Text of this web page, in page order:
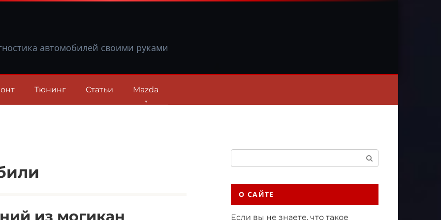
автомобилей своими руками
Тюнинг Статьи Mazda
из могикан
О САЙТЕ
Если вы не знаете, что такое